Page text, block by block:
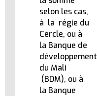
selon les cas,
à la régie du
Cercle, ou à
la Banque de
développement
du Mali
(BDM), ou à
la Banque
Clip de présentation
du site
« l’admnistration à
votre service »
10 février 2026